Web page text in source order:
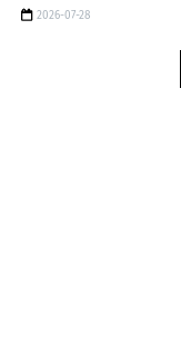
2026-07-28